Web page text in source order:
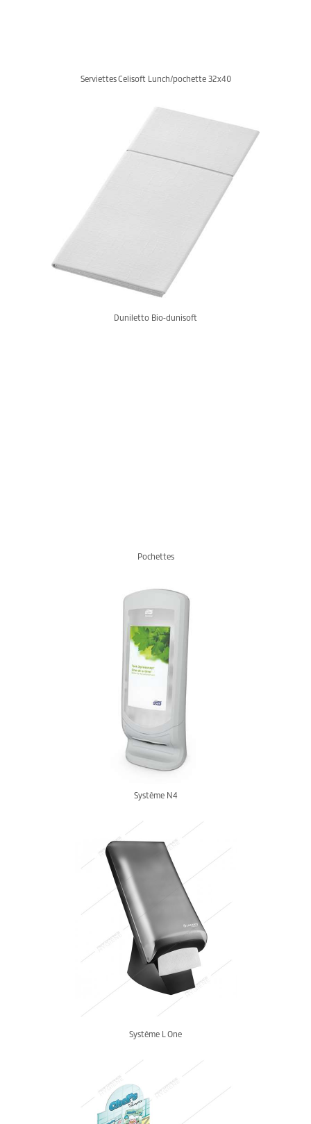
Serviettes Celisoft Lunch/pochette 32x40
Duniletto Bio-dunisoft
Pochettes
Système N4
Système L One